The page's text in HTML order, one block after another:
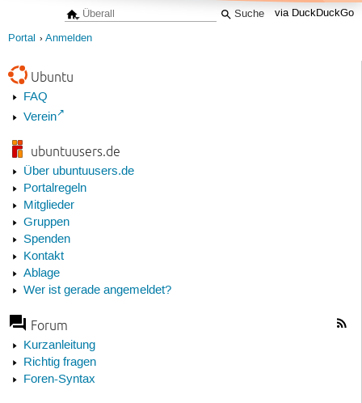
via DuckDuckGo
Portal Anmelden
Ubuntu
FAQ
Verein
ubuntuusers.de
Über ubuntuusers.de
Portalregeln
Mitglieder
Gruppen
Spenden
Kontakt
Ablage
Wer ist gerade angemeldet?
Forum
Kurzanleitung
Richtig fragen
Foren-Syntax